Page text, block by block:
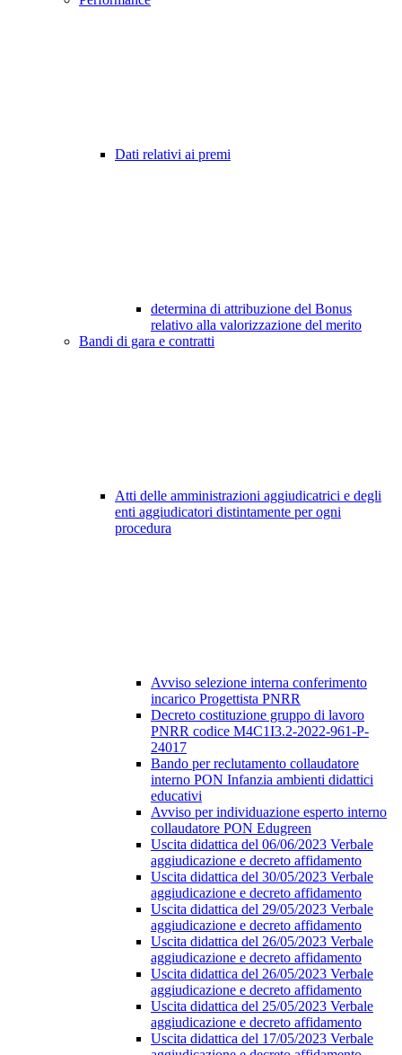
Dati relativi ai premi
determina di attribuzione del Bonus
relativo alla valorizzazione del merito
Bandi di gara e contratti
Atti delle amministrazioni aggiudicatrici e degli
enti aggiudicatori distintamente per ogni
procedura
Avviso selezione interna conferimento
incarico Progettista PNRR
Decreto costituzione gruppo di lavoro
PNRR codice M4C1I3.2-2022-961-P-
24017
Bando per reclutamento collaudatore
interno PON Infanzia ambienti didattici
educativi
Avviso per individuazione esperto interno
collaudatore PON Edugreen
Uscita didattica del 06/06/2023 Verbale
aggiudicazione e decreto affidamento
Uscita didattica del 30/05/2023 Verbale
aggiudicazione e decreto affidamento
Uscita didattica del 29/05/2023 Verbale
aggiudicazione e decreto affidamento
Uscita didattica del 26/05/2023 Verbale
aggiudicazione e decreto affidamento
Uscita didattica del 26/05/2023 Verbale
aggiudicazione e decreto affidamento
Uscita didattica del 25/05/2023 Verbale
aggiudicazione e decreto affidamento
Uscita didattica del 17/05/2023 Verbale